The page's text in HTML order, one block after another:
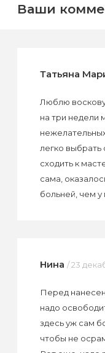
Ваши
Татьяна
Люблю
на три недели
легко
сходить к
сама,
больней, чем
Нина / 23
Перед
надо
здесь уж сам
чтобы не